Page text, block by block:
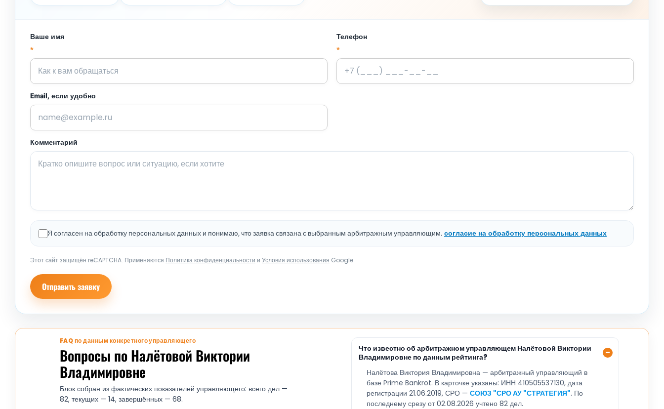
Ваше имя
*
Телефон
*
Email, если удобно
Комментарий
Я согласен на обработку персональных данных и понимаю, что заявка связана с выбранным арбитражным управляющим.согласие на обработку персональных данных
Этот сайт защищён reCAPTCHA. Применяются Политика конфиденциальности и Условия использования Google.
Отправить заявку
FAQ по данным конкретного управляющего
Вопросы по Налётовой Виктории
Владимировне
Блок собран из фактических показателей управляющего: всего дел —
82, текущих — 14, завершённых — 68.
Что известно об арбитражном управляющем Налётовой Виктории
Владимировне по данным рейтинга?
Налётова Виктория Владимировна — арбитражный управляющий в
базе Prime Bankrot. В карточке указаны: ИНН 410505537130, дата
регистрации 21.06.2019, СРО — СОЮЗ "СРО АУ "СТРАТЕГИЯ". По
последнему срезу от 02.08.2026 учтено 82 дел.